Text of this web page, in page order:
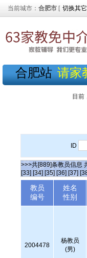
当前城市： 合肥市 [ 切换其
合肥站 请家
目前
ID
>>>共[889]条教员信息
[33] [34] [35] [36] [37]
教员
编号
姓名
性别
2004478
杨教员
(男)